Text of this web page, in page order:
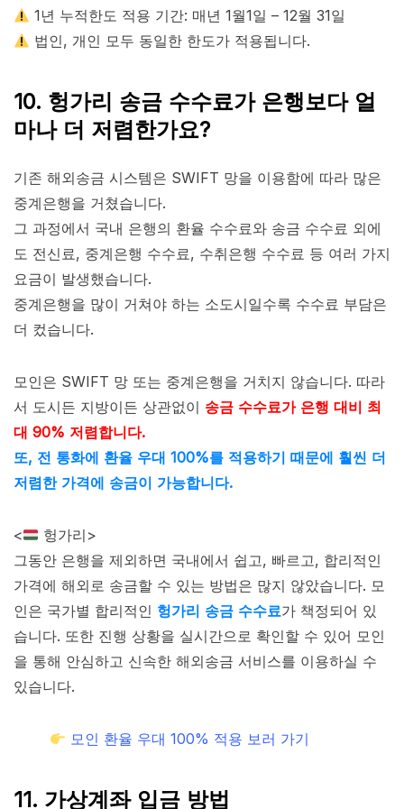
1년 누적한도 적용 기간: 매년 1월1일 – 12월 31일
법인, 개인 모두 동일한 한도가 적용됩니다.
10. 헝가리 송금 수수료가 은행보다 얼
마나 더 저렴한가요?
기존 해외송금 시스템은 SWIFT 망을 이용함에 따라 많은
중계은행을 거쳤습니다.
그 과정에서 국내 은행의 환율 수수료와 송금 수수료 외에
도 전신료, 중계은행 수수료, 수취은행 수수료 등 여러 가지
요금이 발생했습니다.
중계은행을 많이 거쳐야 하는 소도시일수록 수수료 부담은
더 컸습니다.
모인은 SWIFT 망 또는 중계은행을 거치지 않습니다. 따라
서 도시든 지방이든 상관없이 송금 수수료가 은행 대비 최
대 90% 저렴합니다.
또, 전 통화에 환율 우대 100%를 적용하기 때문에 훨씬 더
저렴한 가격에 송금이 가능합니다.
<
헝가리>
그동안 은행을 제외하면 국내에서 쉽고, 빠르고, 합리적인
가격에 해외로 송금할 수 있는 방법은 많지 않았습니다. 모
인은 국가별 합리적인 헝가리 송금 수수료가 책정되어 있
습니다. 또한 진행 상황을 실시간으로 확인할 수 있어 모인
을 통해 안심하고 신속한 해외송금 서비스를 이용하실 수
있습니다.
모인 환율 우대 100% 적용 보러 가기
11. 가상계좌 입금 방법